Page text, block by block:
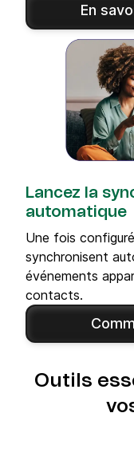
En
Lancez la
automatique
Une fois
synchronisent
événements
contacts.
Outils